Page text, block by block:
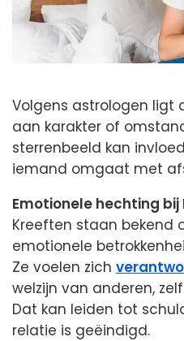
Volgens astrologen ligt
aan karakter of
sterrenbeeld kan
iemand omgaat met
Emotionele hechting bij
Kreeften staan bekend
emotionele
Ze voelen zich
welzijn van anderen,
Dat kan leiden tot
relatie is geëindigd.